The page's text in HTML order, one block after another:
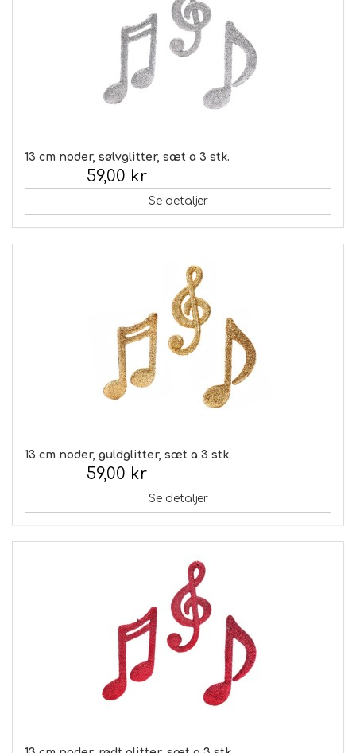
13 cm noder, sølvglitter, sæt a 3 stk.
59,00 kr
Se detaljer
13 cm noder, guldglitter, sæt a 3 stk.
59,00 kr
Se detaljer